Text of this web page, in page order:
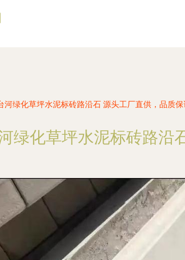
河绿化草坪水泥标砖路沿石 源头工厂直供，品质保
绿化草坪水泥标砖路沿